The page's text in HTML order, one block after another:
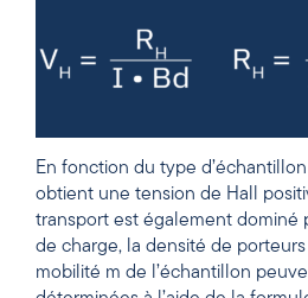
En fonction du type
obtient une tension de Hall
transport est également dominé
de charge, la densité de
mobilité m de l’échantillon